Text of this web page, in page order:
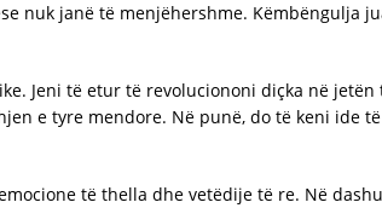
nuk janë të menjëhershme. Këmbëngulja
Jeni të etur të revoluciononi diçka në
e tyre mendore. Në punë, do të keni ide
të thella dhe vetëdije të re. Në